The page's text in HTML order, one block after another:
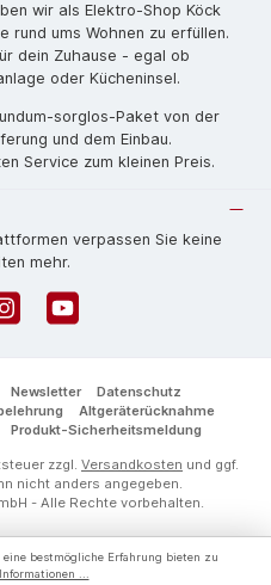
wir als Elektro-Shop Köck
rund ums Wohnen zu erfüllen.
dein Zuhause - egal ob
oder Kücheninsel.
sorg­los-Pa­ket von der
und dem Einbau.
Service zum kleinen Preis.
verpassen Sie keine
mehr.
YouTube
Newsletter
Datenschutz
Altgeräterücknahme
Produkt-Sicherheitsmeldung
zzgl. Versandkosten und ggf.
nicht anders angegeben.
- Alle Rechte vorbehalten.
bestmögliche Erfahrung bieten zu
...